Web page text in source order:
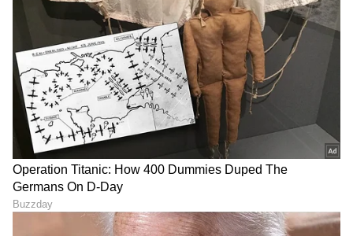
Image Credit :Asianet News
ಮೀನ
ಐದನೇ ಮನೆಯಲ್ಲಿ ಗುರು ಮತ್ತು ಚಂದ್ರನ ದೃಷ್ಟಿಯಿಂದಾಗಿ, ಈ
ರಾಶಿಯವರು ರಾಜಯೋಗವನ್ನು ಹೊಂದಿರುತ್ತಾರೆ.
ಸಮಾಜದಲ್ಲಿ ನೀವು ಪ್ರಮುಖ ವ್ಯಕ್ತಿಯಾಗಿ